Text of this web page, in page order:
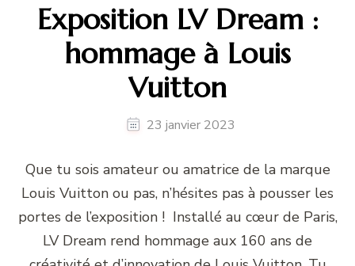
Exposition LV Dream :
hommage à Louis
Vuitton
23 janvier 2023
Que tu sois amateur ou amatrice de la marque
Louis Vuitton ou pas, n’hésites pas à pousser les
portes de l’exposition ! Installé au cœur de Paris,
LV Dream rend hommage aux 160 ans de